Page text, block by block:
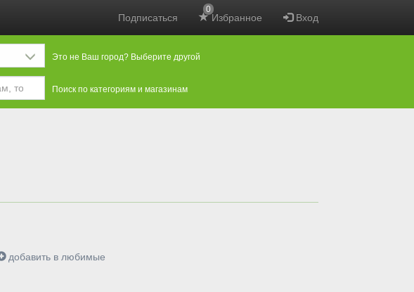
Подписаться Избранное
0
Вход
Это не Ваш город? Выберите другой
Поиск по категориям и магазинам
добавить в любимые